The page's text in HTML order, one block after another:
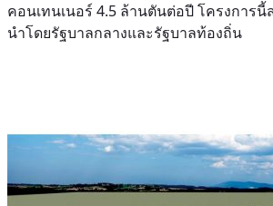
คอนเทนเนอร์ 4.5 ล้านตันต่อปี โครงการ
นำโดยรัฐบาลกลางและรัฐบาลท้องถิ่น